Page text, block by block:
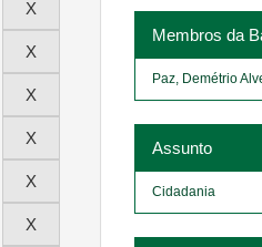
Membros da
Paz, Demétrio
Assunto
Cidadania